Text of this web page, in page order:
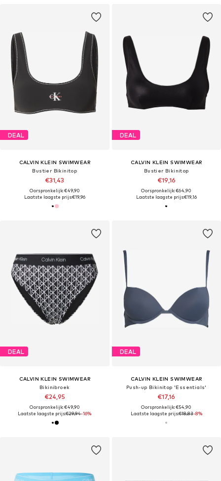
DEAL
CALVIN KLEIN SWIMWEAR
Bustier Bikinitop
€31,43
Oorspronkelijk: €49,90
Laatste laagste prijs:€19,96
DEAL
CALVIN KLEIN SWIMWEAR
Bustier Bikinitop
€19,16
Oorspronkelijk: €64,90
Laatste laagste prijs:€19,16
DEAL
CALVIN KLEIN SWIMWEAR
Bikinibroek
€24,95
Oorspronkelijk: €49,90
Laatste laagste prijs:€29,94-16%
DEAL
CALVIN KLEIN SWIMWEAR
Push-up Bikinitop 'Essentials'
€17,16
Oorspronkelijk: €54,90
Laatste laagste prijs:€18,83-8%